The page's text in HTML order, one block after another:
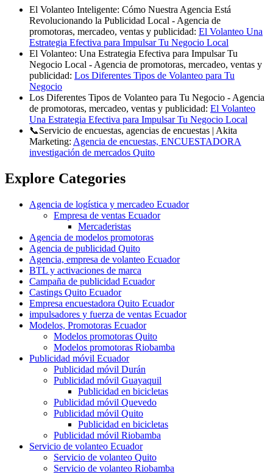
El Volanteo Inteligente: Cómo Nuestra Agencia Está
Revolucionando la Publicidad Local - Agencia de
promotoras, mercadeo, ventas y publicidad: El Volanteo Una
Estrategia Efectiva para Impulsar Tu Negocio Local
El Volanteo: Una Estrategia Efectiva para Impulsar Tu
Negocio Local - Agencia de promotoras, mercadeo, ventas y
publicidad: Los Diferentes Tipos de Volanteo para Tu
Negocio
Los Diferentes Tipos de Volanteo para Tu Negocio - Agencia
de promotoras, mercadeo, ventas y publicidad: El Volanteo
Una Estrategia Efectiva para Impulsar Tu Negocio Local
📞Servicio de encuestas, agencias de encuestas | Akita
Marketing: Agencia de encuestas, ENCUESTADORA
investigación de mercados Quito
Explore Categories
Agencia de logística y mercadeo Ecuador
Empresa de ventas Ecuador
Mercaderistas
Agencia de modelos promotoras
Agencia de publicidad Quito
Agencia, empresa de volanteo Ecuador
BTL y activaciones de marca
Campaña de publicidad Ecuador
Castings Quito Ecuador
Empresa encuestadora Quito Ecuador
impulsadores y fuerza de ventas Ecuador
Modelos, Promotoras Ecuador
Modelos promotoras Quito
Modelos promotoras Riobamba
Publicidad móvil Ecuador
Publicidad móvil Durán
Publicidad móvil Guayaquil
Publicidad en bicicletas
Publicidad móvil Quevedo
Publicidad móvil Quito
Publicidad en bicicletas
Publicidad móvil Riobamba
Servicio de volanteo Ecuador
Servicio de volanteo Quito
Servicio de volanteo Riobamba